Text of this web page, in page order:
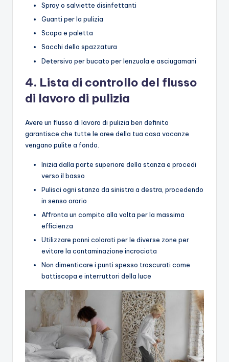
Spray o salviette disinfettanti
Guanti per la pulizia
Scopa e paletta
Sacchi della spazzatura
Detersivo per bucato per lenzuola e asciugamani
4. Lista di controllo del flusso
di lavoro di pulizia
Avere un flusso di lavoro di pulizia ben definito
garantisce che tutte le aree della tua casa vacanze
vengano pulite a fondo.
Inizia dalla parte superiore della stanza e procedi
verso il basso
Pulisci ogni stanza da sinistra a destra, procedendo
in senso orario
Affronta un compito alla volta per la massima
efficienza
Utilizzare panni colorati per le diverse zone per
evitare la contaminazione incrociata
Non dimenticare i punti spesso trascurati come
battiscopa e interruttori della luce